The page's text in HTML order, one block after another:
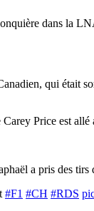
dans la
qui
Price est
a pris des
#F1 #CH #RDS